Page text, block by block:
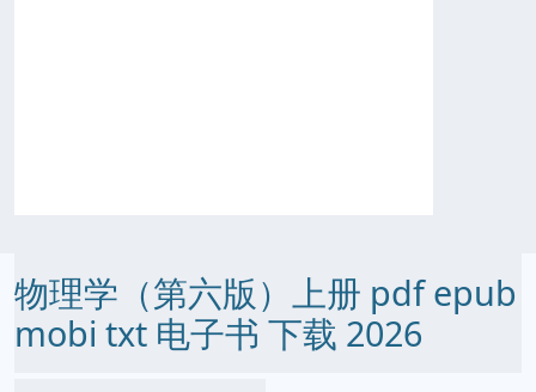
物理学（第六版）上册 pdf epub
mobi txt 电子书 下载 2026